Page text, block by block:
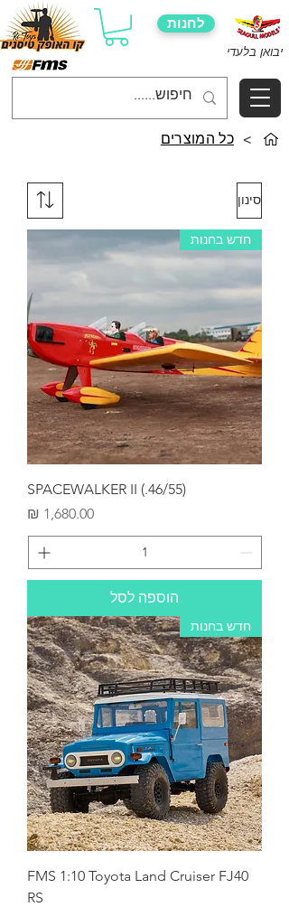
יבואן בלעדי
> כל המוצרים
לחנות
סינון
חדש בחנות
SPACEWALKER II (.46/55)
מחיר
הוספה לסל
חדש בחנות
FMS 1:10 Toyota Land Cruiser FJ40
RS